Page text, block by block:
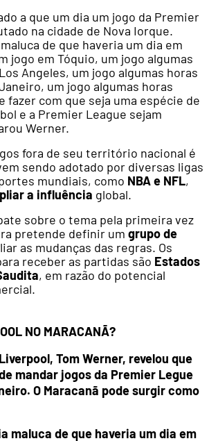
a que um dia um jogo da Premier
na cidade de Nova Iorque.
de que haveria um dia em
jogo em Tóquio, um jogo algumas
Angeles, um jogo algumas horas
um jogo algumas horas
fazer com que seja uma espécie de
e a Premier League sejam
Werner.
fora de seu território nacional é
sendo adotado por diversas ligas
mundiais, como NBA e NFL,
a influência global.
sobre o tema pela primeira vez
pretende definir um grupo de
as mudanças das regras. Os
receber as partidas são Estados
, em razão do potencial
NO MARACANÃ?
Tom Werner, revelou que
mandar jogos da Premier Legue
O Maracanã pode surgir como
maluca de que haveria um dia em